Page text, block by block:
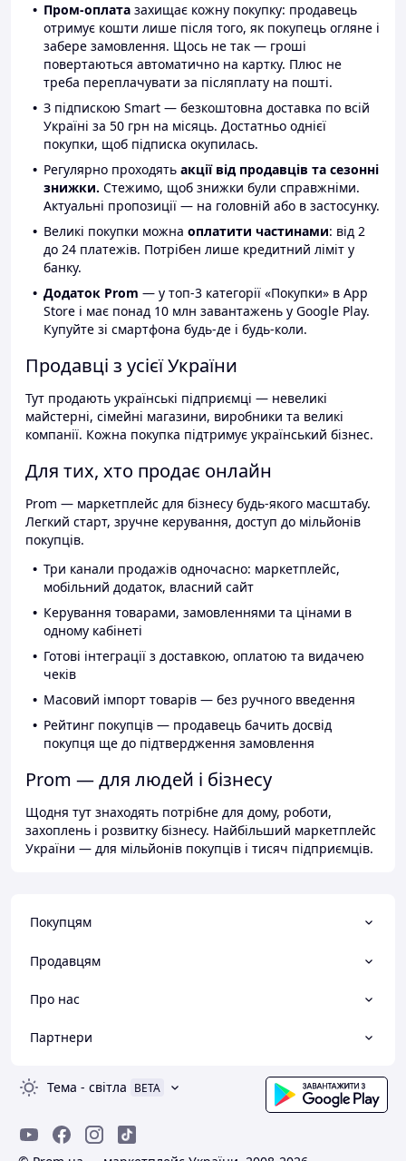
Пром-оплата захищає кожну покупку: продавець
отримує кошти лише після того, як покупець огляне і
забере замовлення. Щось не так — гроші
повертаються автоматично на картку. Плюс не
треба переплачувати за післяплату на пошті.
З підпискою Smart — безкоштовна доставка по всій
Україні за 50 грн на місяць. Достатньо однієї
покупки, щоб підписка окупилась.
Регулярно проходять акції від продавців та сезонні
знижки. Стежимо, щоб знижки були справжніми.
Актуальні пропозиції — на головній або в застосунку.
Великі покупки можна оплатити частинами: від 2
до 24 платежів. Потрібен лише кредитний ліміт у
банку.
Додаток Prom — у топ-3 категорії «Покупки» в App
Store і має понад 10 млн завантажень у Google Play.
Купуйте зі смартфона будь-де і будь-коли.
Продавці з усієї України
Тут продають українські підприємці — невеликі
майстерні, сімейні магазини, виробники та великі
компанії. Кожна покупка підтримує український бізнес.
Для тих, хто продає онлайн
Prom — маркетплейс для бізнесу будь-якого масштабу.
Легкий старт, зручне керування, доступ до мільйонів
покупців.
Три канали продажів одночасно: маркетплейс,
мобільний додаток, власний сайт
Керування товарами, замовленнями та цінами в
одному кабінеті
Готові інтеграції з доставкою, оплатою та видачею
чеків
Масовий імпорт товарів — без ручного введення
Рейтинг покупців — продавець бачить досвід
покупця ще до підтвердження замовлення
Prom — для людей і бізнесу
Щодня тут знаходять потрібне для дому, роботи,
захоплень і розвитку бізнесу. Найбільший маркетплейс
України — для мільйонів покупців і тисяч підприємців.
Покупцям
Продавцям
Про нас
Партнери
Тема - світла BETA